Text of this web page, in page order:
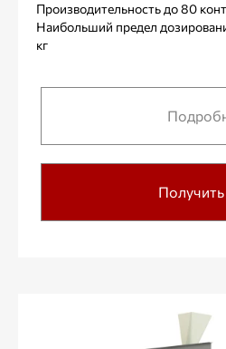
Производительность до 80
Наибольший предел
кг